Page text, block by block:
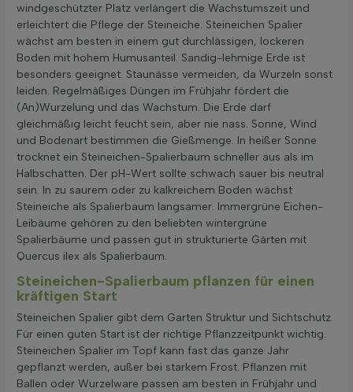
windgeschützter Platz verlängert die Wachstumszeit und
erleichtert die Pflege der Steineiche. Steineichen Spalier
wächst am besten in einem gut durchlässigen, lockeren
Boden mit hohem Humusanteil. Sandig-lehmige Erde ist
besonders geeignet. Staunässe vermeiden, da Wurzeln sonst
leiden. Regelmäßiges Düngen im Frühjahr fördert die
(An)Wurzelung und das Wachstum. Die Erde darf
gleichmäßig leicht feucht sein, aber nie nass. Sonne, Wind
und Bodenart bestimmen die Gießmenge. In heißer Sonne
trocknet ein Steineichen-Spalierbaum schneller aus als im
Halbschatten. Der pH-Wert sollte schwach sauer bis neutral
sein. In zu saurem oder zu kalkreichem Boden wächst
Steineiche als Spalierbaum langsamer. Immergrüne Eichen-
Leibäume gehören zu den beliebten wintergrüne
Spalierbäume und passen gut in strukturierte Gärten mit
Quercus ilex als Spalierbaum.
Steineichen-Spalierbaum pflanzen für einen
kräftigen Start
Steineichen Spalier gibt dem Garten Struktur und Sichtschutz.
Für einen guten Start ist der richtige Pflanzzeitpunkt wichtig.
Steineichen Spalier im Topf kann fast das ganze Jahr
gepflanzt werden, außer bei starkem Frost. Pflanzen mit
Ballen oder Wurzelware passen am besten in Frühjahr und